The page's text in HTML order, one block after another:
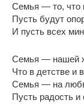
Семья — то, что
Пусть будут
И пусть всех
Семья — нашей
Что в детстве и
Семья — на
Пусть радость и